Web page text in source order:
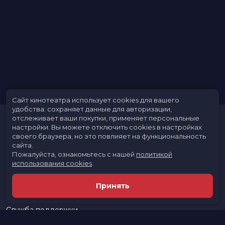
Расписание
Скоро в кино
Реклама в кинотеатре
Служба поддержки
Сайт кинотеатра использует cookies для вашего
удобства: сохраняет данные для авторизации,
отслеживает ваши покупки, применяет персональные
настройки. Вы можете отключить cookies в настройках
своего браузера, но это повлияет на функциональность
сайта.
Пожалуйста, ознакомьтесь с нашей политикой
использования cookies
Принять